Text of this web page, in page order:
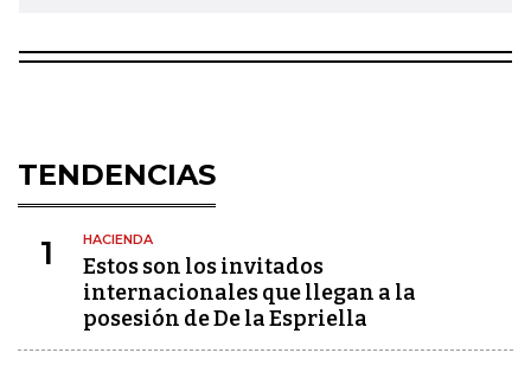
TENDENCIAS
1 HACIENDA
Estos son los invitados
internacionales que llegan a la
posesión de De la Espriella